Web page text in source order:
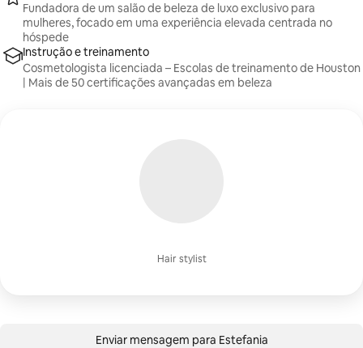
Hair stylist
Fundadora de um salão de beleza de luxo exclusivo para
mulheres, focado em uma experiência elevada centrada no
hóspede
Instrução e treinamento
Cosmetologista licenciada – Escolas de treinamento de Houston
| Mais de 50 certificações avançadas em beleza
Enviar mensagem para Estefania